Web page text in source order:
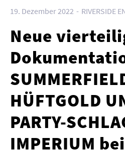
19. Dezember 2022 RIVERSIDE
Neue
HÜFTGOLD
PARTY-
IMPERIUM